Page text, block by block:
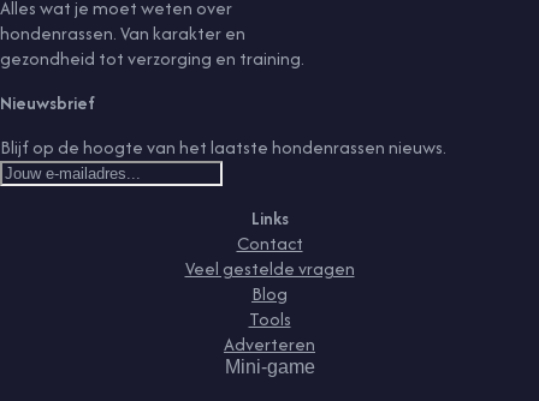
Alles wat je moet weten over
hondenrassen. Van karakter en
gezondheid tot verzorging en training.
Nieuwsbrief
Blijf op de hoogte van het laatste hondenrassen nieuws.
Links
Contact
Veel gestelde vragen
Blog
Tools
Adverteren
Mini-game